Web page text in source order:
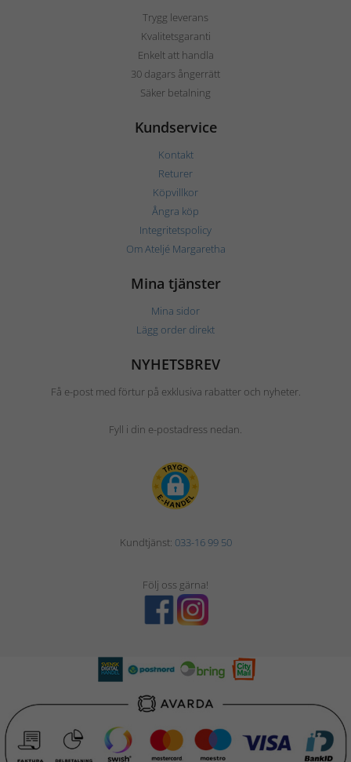
Trygg leverans
Kvalitetsgaranti
Enkelt att handla
30 dagars ångerrätt
Säker betalning
Kundservice
Kontakt
Returer
Köpvillkor
Ångra köp
Integritetspolicy
Om Ateljé Margaretha
Mina tjänster
Mina sidor
Lägg order direkt
NYHETSBREV
Få e-post med förtur på exklusiva rabatter och nyheter.
Fyll i din e-postadress nedan.
Kundtjänst: 033-16 99 50
Följ oss gärna!